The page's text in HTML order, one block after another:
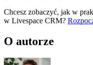
Chcesz zobaczyć, jak w
w Livespace CRM?
O autorze